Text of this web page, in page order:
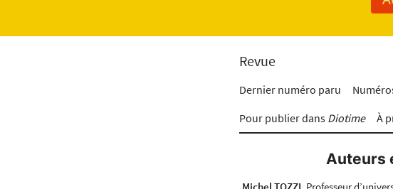
Revue
Dernier numéro paru
Pour publier dans Diotime À
Auteurs